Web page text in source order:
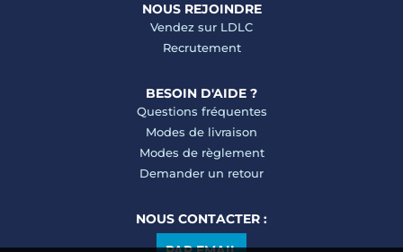
NOUS REJOINDRE
Vendez sur LDLC
Recrutement
BESOIN D'AIDE ?
Questions fréquentes
Modes de livraison
Modes de règlement
Demander un retour
NOUS CONTACTER :